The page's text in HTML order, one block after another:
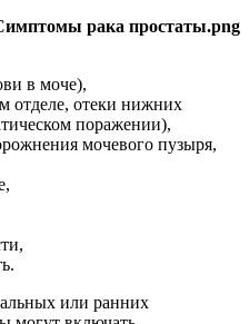
в моче),
отделе, отеки нижних
поражении),
мочевого пузыря,
или ранних